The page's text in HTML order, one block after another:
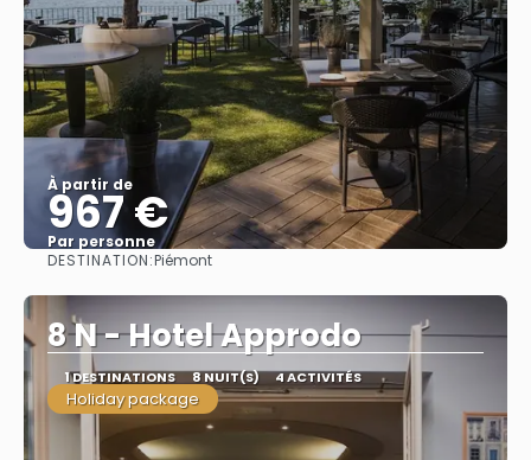
À partir de
967 €
Par personne
DESTINATION:Piémont
8 N - Hotel Approdo
1 DESTINATIONS 8 NUIT(S) 4 ACTIVITÉS
Holiday package